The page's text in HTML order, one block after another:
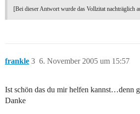
[Bei dieser Antwort wurde das Vollzitat nachträglich
frankle 6. November 2005 um 15:57
3
Ist schön das du mir helfen kannst…denn
Danke